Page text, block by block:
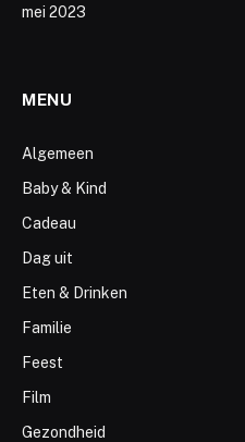
mei 2023
MENU
Algemeen
Baby & Kind
Cadeau
Dag uit
Eten & Drinken
Familie
Feest
Film
Gezondheid